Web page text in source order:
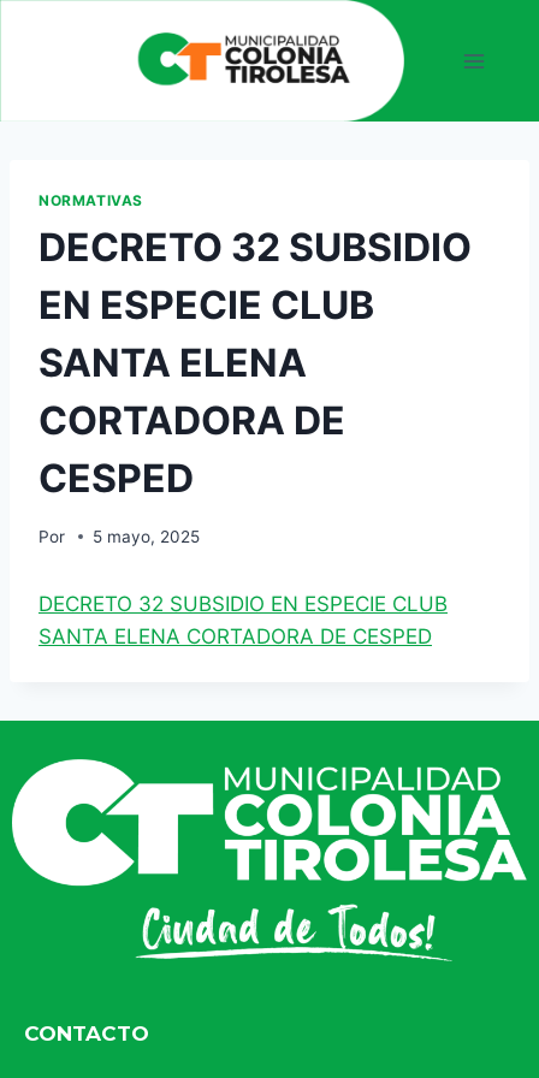
NORMATIVAS
DECRETO 32 SUBSIDIO
EN ESPECIE CLUB
SANTA ELENA
CORTADORA DE
CESPED
Por 5 mayo, 2025
DECRETO 32 SUBSIDIO EN ESPECIE CLUB
SANTA ELENA CORTADORA DE CESPED
CONTACTO